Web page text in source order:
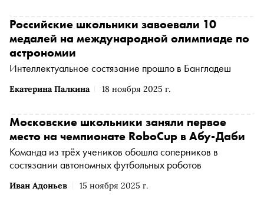
Екатерина Палкина 18 ноября 2025 г.
Российские школьники завоевали 10
медалей на международной олимпиаде по
астрономии
Интеллектуальное состязание прошло в Бангладеш
Иван Адоньев 15 ноября 2025 г.
Московские школьники заняли первое
место на чемпионате RoboCup в Абу-Даби
Команда из трёх учеников обошла соперников в
состязании автономных футбольных роботов